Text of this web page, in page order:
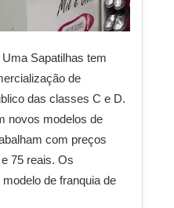
Sapatilhas tem
de
das classes C e D.
novos modelos de
com preços
75 reais. Os
de franquia de